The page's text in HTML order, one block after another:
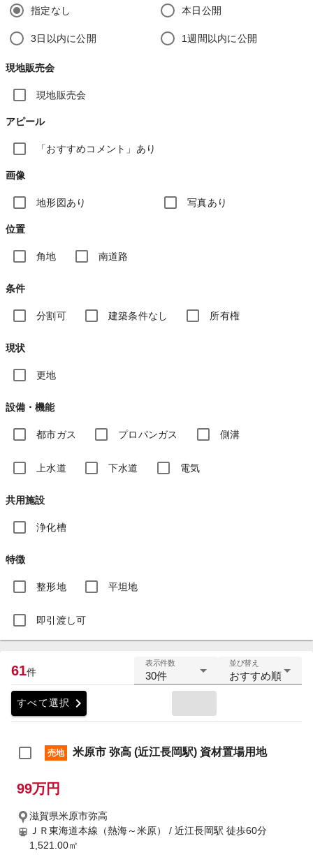
指定なし 本日公開
3日以内に公開 1週間以内に公開
現地販売会
現地販売会
アピール
「おすすめコメント」あり
画像
地形図あり 写真あり
位置
角地 南道路
条件
分割可 建築条件なし 所有権
現状
更地
設備・機能
都市ガス プロパンガス 側溝
上水道 下水道 電気
共用施設
浄化槽
特徴
整形地 平坦地
即引渡し可
61件
表示件数
30件
並び替え
おすすめ順
すべて選択 chevron_right
売地 米原市 弥高 (近江長岡駅) 資材置場用地
99万円
滋賀県米原市弥高
ＪＲ東海道本線（熱海～米原） / 近江長岡駅 徒歩60分
1,521.00㎡